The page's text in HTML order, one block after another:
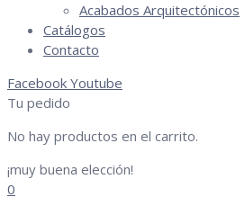
Acabados Arquitectónicos
Catálogos
Contacto
Facebook Youtube
Tu pedido
No hay productos en el carrito.
¡muy buena elección!
0